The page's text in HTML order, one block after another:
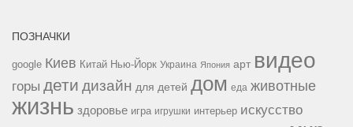
ПОЗНАЧКИ
google Киев Китай Нью-Йорк Украина Япония арт видео
горы дети дизайн для детей дом еда животные
жизнь здоровье игра игрушки интерьер искусство